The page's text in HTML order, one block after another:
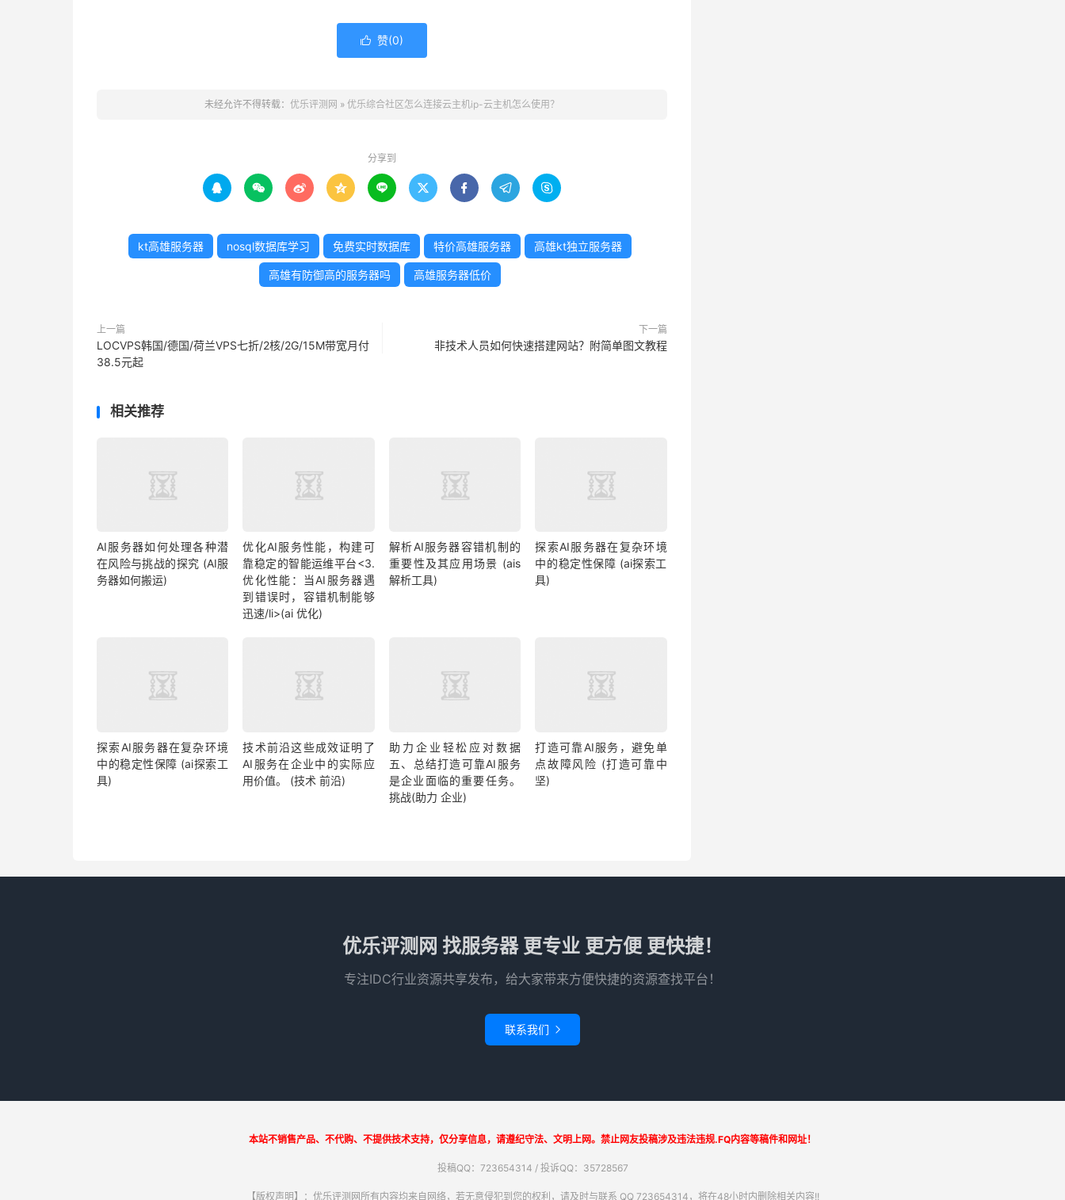
 赞(0)
未经允许不得转载： 优乐评测网 » 优乐综合社区怎么连接云主机ip-云主机怎么使用？
分享到
        
kt高雄服务器 nosql数据库学习 免费实时数据库 特价高雄服务器 高雄kt独立服务器
高雄有防御高的服务器吗 高雄服务器低价
上一篇
LOCVPS韩国/德国/荷兰VPS七折/2核/2G/15M带宽月付
38.5元起
下一篇
非技术人员如何快速搭建网站？附简单图文教程
相关推荐
AI服务器如何处理各种潜
在风险与挑战的探究 (AI服
务器如何搬运)
优化AI服务性能，构建可
靠稳定的智能运维平台<3.
优化性能：当AI服务器遇
到错误时，容错机制能够
迅速/li>(ai 优化)
解析AI服务器容错机制的
重要性及其应用场景 (ais
解析工具)
探索AI服务器在复杂环境
中的稳定性保障 (ai探索工
具)
探索AI服务器在复杂环境
中的稳定性保障 (ai探索工
具)
技术前沿这些成效证明了
AI服务在企业中的实际应
用价值。 (技术 前沿)
助力企业轻松应对数据
五、总结打造可靠AI服务
是企业面临的重要任务。
挑战(助力 企业)
打造可靠AI服务，避免单
点故障风险 (打造可靠中
坚)
优乐评测网 找服务器 更专业 更方便 更快捷！
专注IDC行业资源共享发布，给大家带来方便快捷的资源查找平台！
联系我们 
本站不销售产品、不代购、不提供技术支持，仅分享信息，请遵纪守法、文明上网。禁止网友投稿涉及违法违规.FQ内容等稿件和网址！
投稿QQ：723654314 / 投诉QQ：35728567
【版权声明】：优乐评测网所有内容均来自网络，若无意侵犯到您的权利，请及时与联系 QQ 723654314，将在48小时内删除相关内容!!